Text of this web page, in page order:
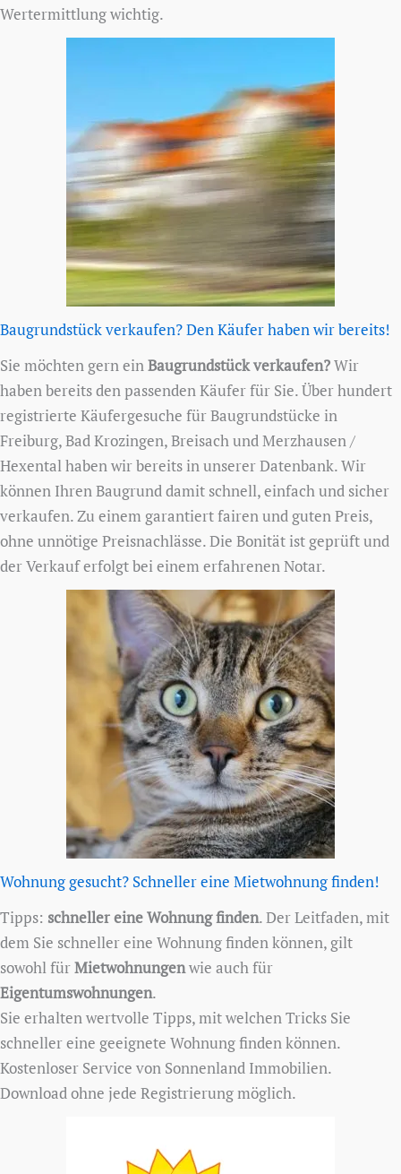
Wertermittlung wichtig.
Baugrundstück verkaufen? Den Käufer haben wir bereits!
Sie möchten gern einBaugrundstück verkaufen?Wir
haben bereits den passenden Käufer für Sie. Über hundert
registrierte Käufergesuche für Baugrundstücke in
Freiburg, Bad Krozingen, Breisach und Merzhausen /
Hexental haben wir bereits in unserer Datenbank. Wir
können Ihren Baugrund damit schnell, einfach und sicher
verkaufen. Zu einem garantiert fairen und guten Preis,
ohne unnötige Preisnachlässe. Die Bonität ist geprüft und
der Verkauf erfolgt bei einem erfahrenen Notar.
Wohnung gesucht? Schneller eine Mietwohnung finden!
Tipps: schneller eine Wohnung finden. Der Leitfaden, mit
dem Sie schneller eine Wohnung finden können, gilt
sowohl fürMietwohnungenwie auch für
Eigentumswohnungen.
Sie erhalten wertvolle Tipps, mit welchen Tricks Sie
schneller eine geeignete Wohnung finden können.
Kostenloser Service von Sonnenland Immobilien.
Download ohne jede Registrierung möglich.